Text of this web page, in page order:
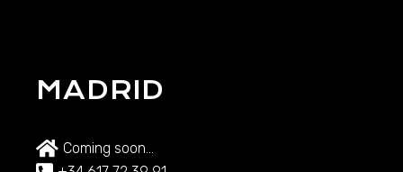
MADRID
Coming soon...